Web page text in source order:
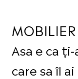
Asa e ca
care sa îl